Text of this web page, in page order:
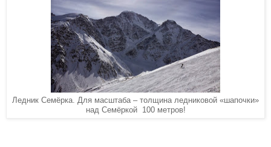
Ледник Семёрка. Для масштаба – толщина ледниковой «шапочки»
над Семёркой 100 метров!